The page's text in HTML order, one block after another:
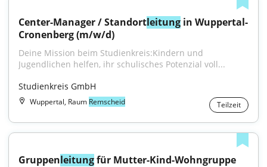
Center-Manager / Standortleitung in Wuppertal-
Cronenberg (m/w/d)
Deine Mission beim Studienkreis:Kindern und
Jugendlichen helfen, ihr schulisches Potenzial voll...
Studienkreis GmbH
Wuppertal, Raum Remscheid Teilzeit
Gruppenleitung für Mutter-Kind-Wohngruppe